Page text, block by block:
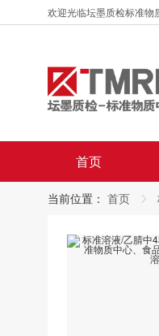
欢迎光临坛墨质检标准物
首页
当前位置： 首页